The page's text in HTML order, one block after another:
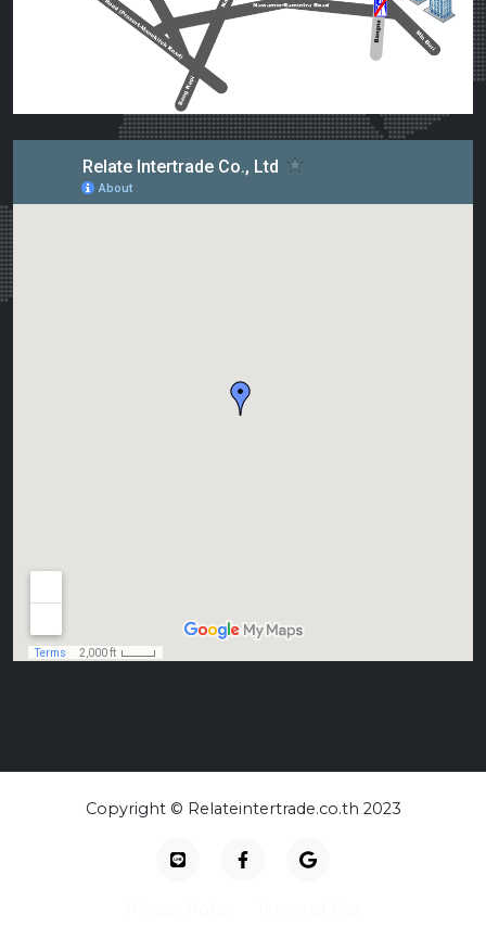
Copyright © Relateintertrade.co.th 2023